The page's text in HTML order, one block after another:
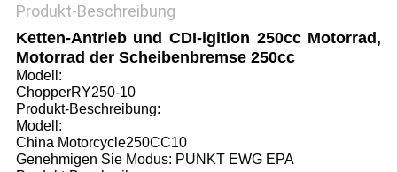
Produkt-Beschreibung
Ketten-Antrieb und CDI-igition 250cc Motorrad,
Motorrad der Scheibenbremse 250cc
Modell:
ChopperRY250-10
Produkt-Beschreibung:
Modell:
China Motorcycle250CC10
Genehmigen Sie Modus: PUNKT EWG EPA